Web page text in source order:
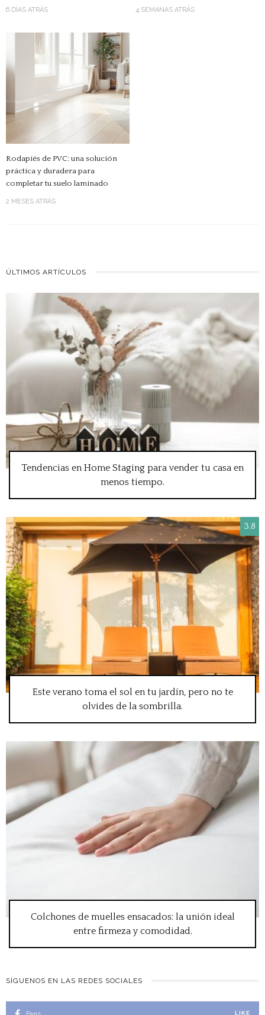
6 DÍAS ATRÁS 4 SEMANAS ATRÁS
Rodapiés de PVC: una solución
práctica y duradera para
completar tu suelo laminado
2 MESES ATRÁS
ÚLTIMOS ARTÍCULOS
Tendencias en Home Staging para vender tu casa en
menos tiempo.
3.8
Este verano toma el sol en tu jardín, pero no te
olvides de la sombrilla.
Colchones de muelles ensacados: la unión ideal
entre firmeza y comodidad.
SÍGUENOS EN LAS REDES SOCIALES
LIKE